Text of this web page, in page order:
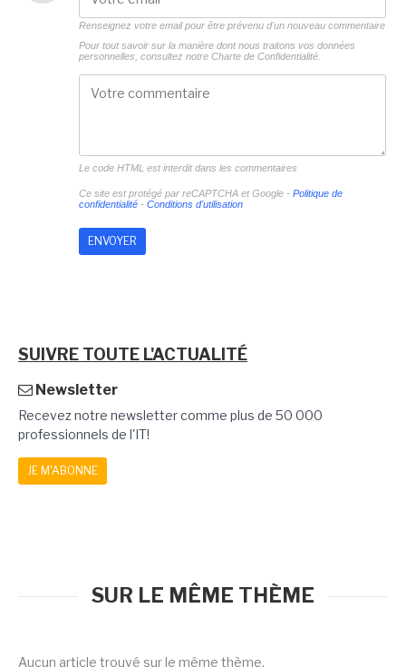
Renseignez votre email pour être prévenu d'un nouveau commentaire
Pour tout savoir sur la manière dont nous traitons vos données
personnelles, consultez notre Charte de Confidentialité.
Le code HTML est interdit dans les commentaires
Ce site est protégé par reCAPTCHA et Google - Politique de
confidentialité- Conditions d'utilisation
SUIVRE TOUTE L'ACTUALITÉ
Newsletter
Recevez notre newsletter comme plus de 50 000
professionnels de l'IT!
JE M'ABONNE
SUR LE MÊME THÈME
Aucun article trouvé sur le même thème.